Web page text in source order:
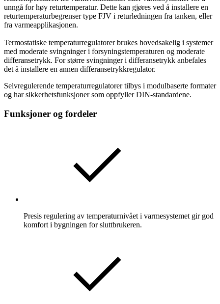
unngå for høy returtemperatur. Dette kan gjøres ved å installere en
returtemperaturbegrenser type FJV i returledningen fra tanken, eller
fra varmeapplikasjonen.
Termostatiske temperaturregulatorer brukes hovedsakelig i systemer
med moderate svingninger i forsyningstemperaturen og moderate
differansetrykk. For større svingninger i differansetrykk anbefales
det å installere en annen differansetrykkregulator.
Selvregulerende temperaturregulatorer tilbys i modulbaserte formater
og har sikkerhetsfunksjoner som oppfyller DIN-standardene.
Funksjoner og fordeler
Presis regulering av temperaturnivået i varmesystemet gir god
komfort i bygningen for sluttbrukeren.